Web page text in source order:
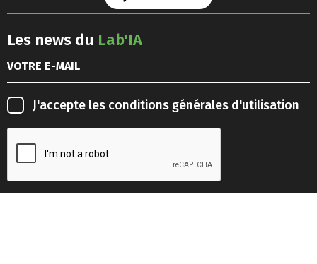
Les news du Lab'IA
J'accepte les conditions générales d'utilisation